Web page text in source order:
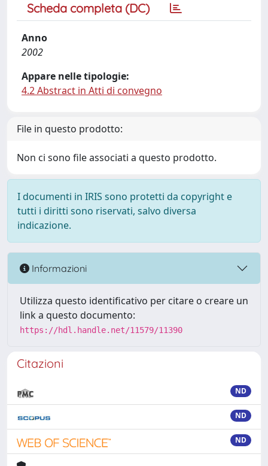
Scheda completa (DC)
Anno
2002
Appare nelle tipologie:
4.2 Abstract in Atti di convegno
File in questo prodotto:
Non ci sono file associati a questo prodotto.
I documenti in IRIS sono protetti da copyright e
tutti i diritti sono riservati, salvo diversa
indicazione.
Informazioni
Utilizza questo identificativo per citare o creare un
link a questo documento:
https://hdl.handle.net/11579/11390
Citazioni
ND
ND
ND